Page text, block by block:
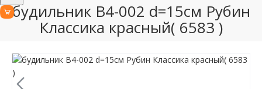
будильник В4-002 d=15см Рубин
Классика красный( 6583 )